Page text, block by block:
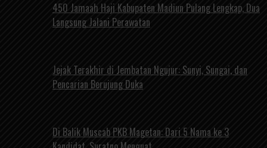
450 Jamaah Haji Kabupaten Madiun Pulang Lengkap, Dua
Langsung Jalani Perawatan
Jejak Terakhir di Jembatan Ngujur: Sunyi, Sungai, dan
Pencarian Berujung Duka
Di Balik Muscab PKB Magetan: Dari 5 Nama ke 3